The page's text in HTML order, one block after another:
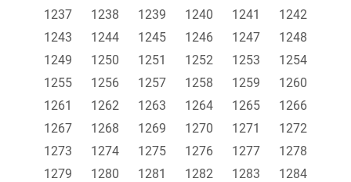
1237
1238 1239 1240 1241
1242
1243
1244 1245 1246 1247
1248
1249
1250 1251 1252 1253
1254
1255
1256 1257 1258 1259
1260
1261
1262 1263 1264 1265
1266
1267
1268 1269 1270 1271
1272
1273
1274 1275 1276 1277
1278
1279
1280 1281 1282 1283
1284